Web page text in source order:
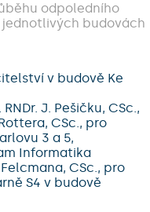
odpoledního
budovách
v budově Ke
J. Pešičku, CSc.,
CSc., pro
3 a 5,
Informatika
CSc., pro
S4 v budově